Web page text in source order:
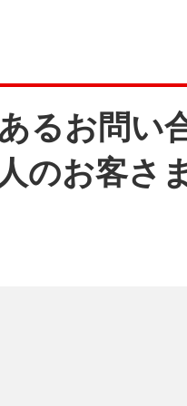
るお問い
のお客さ